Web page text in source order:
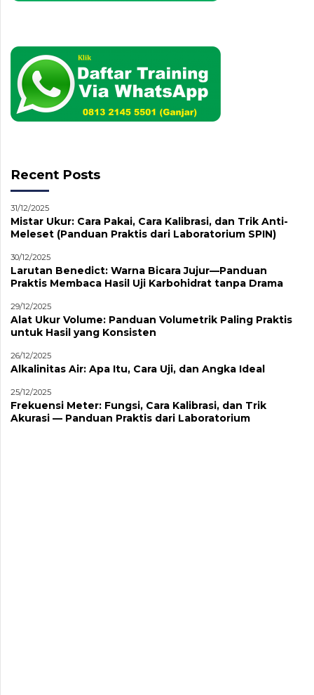
Recent Posts
31/12/2025
Mistar Ukur: Cara Pakai, Cara Kalibrasi, dan Trik Anti-
Meleset (Panduan Praktis dari Laboratorium SPIN)
30/12/2025
Larutan Benedict: Warna Bicara Jujur—Panduan
Praktis Membaca Hasil Uji Karbohidrat tanpa Drama
29/12/2025
Alat Ukur Volume: Panduan Volumetrik Paling Praktis
untuk Hasil yang Konsisten
26/12/2025
Alkalinitas Air: Apa Itu, Cara Uji, dan Angka Ideal
25/12/2025
Frekuensi Meter: Fungsi, Cara Kalibrasi, dan Trik
Akurasi — Panduan Praktis dari Laboratorium